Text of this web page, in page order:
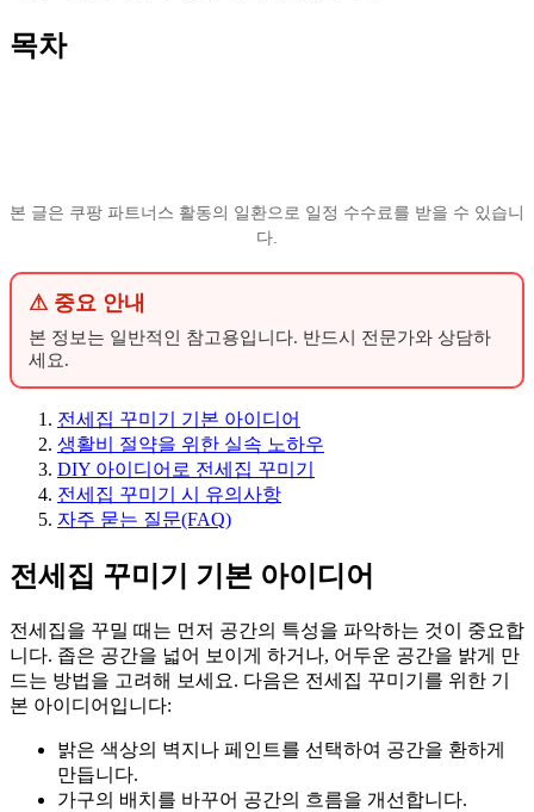
목차
본 글은 쿠팡 파트너스 활동의 일환으로 일정 수수료를 받을 수 있습니
다.
⚠ 중요 안내
본 정보는 일반적인 참고용입니다. 반드시 전문가와 상담하
세요.
전세집 꾸미기 기본 아이디어
생활비 절약을 위한 실속 노하우
DIY 아이디어로 전세집 꾸미기
전세집 꾸미기 시 유의사항
자주 묻는 질문(FAQ)
전세집 꾸미기 기본 아이디어
전세집을 꾸밀 때는 먼저 공간의 특성을 파악하는 것이 중요합
니다. 좁은 공간을 넓어 보이게 하거나, 어두운 공간을 밝게 만
드는 방법을 고려해 보세요. 다음은 전세집 꾸미기를 위한 기
본 아이디어입니다:
밝은 색상의 벽지나 페인트를 선택하여 공간을 환하게
만듭니다.
가구의 배치를 바꾸어 공간의 흐름을 개선합니다.